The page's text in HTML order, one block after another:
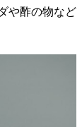
や酢の物など